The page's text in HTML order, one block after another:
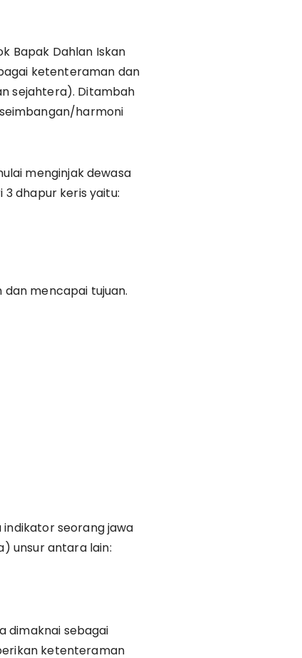
Bapak Dahlan Iskan
ketenteraman dan
sejahtera). Ditambah
harmoni
menginjak dewasa
dhapur keris yaitu:
mencapai tujuan.
seorang jawa
unsur antara lain:
dimaknai sebagai
ketenteraman